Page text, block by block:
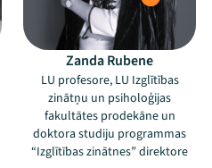
Zanda Rubene
LU profesore, LU Izglītības
zinātņu un psiholoģijas
fakultātes prodekāne un
doktora studiju programmas
“Izglītības zinātnes” direktore